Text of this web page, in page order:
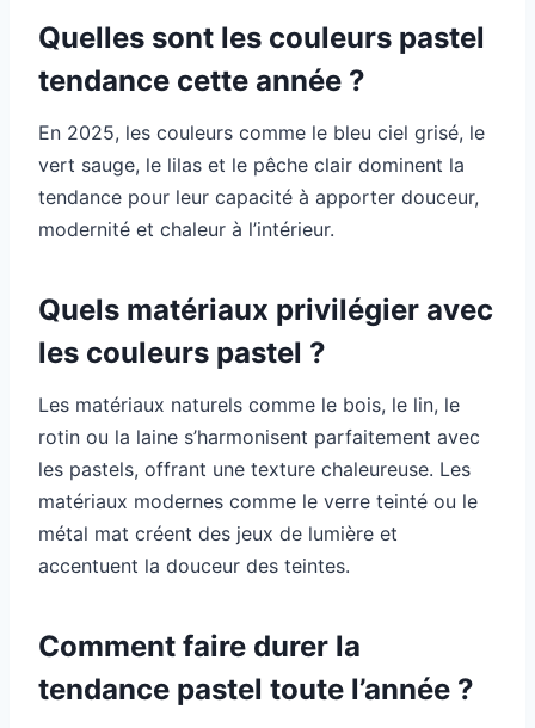
Quelles sont les couleurs pastel
tendance cette année ?
En 2025, les couleurs comme le bleu ciel grisé, le
vert sauge, le lilas et le pêche clair dominent la
tendance pour leur capacité à apporter douceur,
modernité et chaleur à l’intérieur.
Quels matériaux privilégier avec
les couleurs pastel ?
Les matériaux naturels comme le bois, le lin, le
rotin ou la laine s’harmonisent parfaitement avec
les pastels, offrant une texture chaleureuse. Les
matériaux modernes comme le verre teinté ou le
métal mat créent des jeux de lumière et
accentuent la douceur des teintes.
Comment faire durer la
tendance pastel toute l’année ?